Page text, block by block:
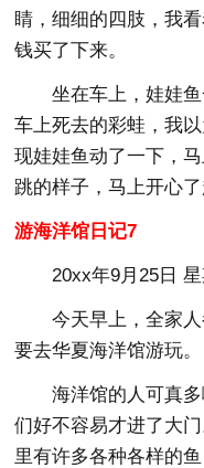
睛，细细的四肢，我
钱买了下来。
坐在车上，娃娃
车上死去的彩蛙，我
现娃娃鱼动了一下，
跳的样子，马上开心了
游海洋馆日记7
20xx年9月25日
今天早上，全家
要去华夏海洋馆游玩。
海洋馆的人可真
们好不容易才进了大
里有许多各种各样的